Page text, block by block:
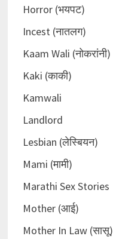
Horror (भयपट)
Incest (नातलग)
Kaam Wali (नोकरांनी)
Kaki (काकी)
Kamwali
Landlord
Lesbian (लेस्बियन)
Mami (मामी)
Marathi Sex Stories
Mother (आई)
Mother In Law (सासू)